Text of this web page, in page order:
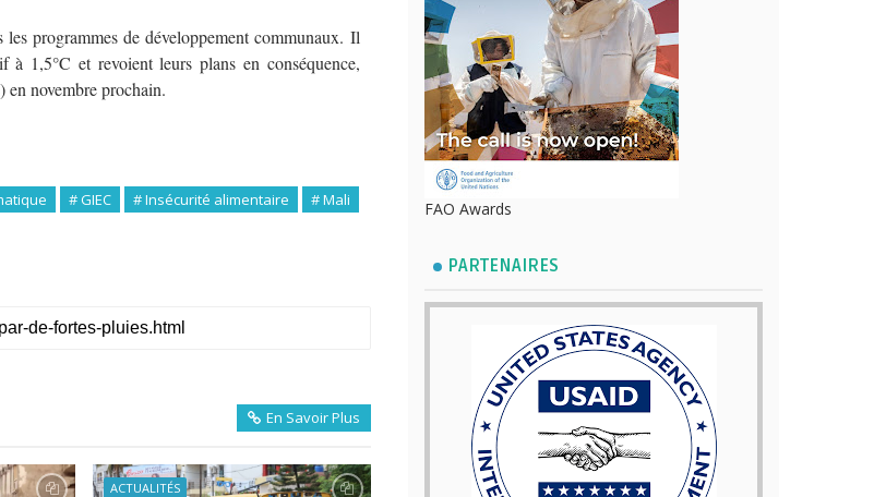
programmes de développement communaux. Il
à 1,5°C et revoient leurs plans en conséquence,
en novembre prochain.
# GIEC # Insécurité alimentaire
# Mali
En Savoir Plus
ACTUALITÉS
FAO Awards
PARTENAIRES